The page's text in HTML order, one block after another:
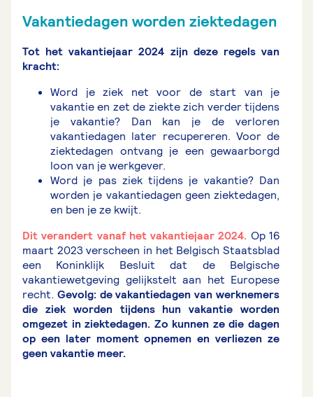
Vakantiedagen worden ziektedagen
Tot het vakantiejaar 2024 zijn deze regels van
kracht:
Word je ziek net voor de start van je
vakantie en zet de ziekte zich verder tijdens
je vakantie? Dan kan je de verloren
vakantiedagen later recupereren. Voor de
ziektedagen ontvang je een gewaarborgd
loon van je werkgever.
Word je pas ziek tijdens je vakantie? Dan
worden je vakantiedagen geen ziektedagen,
en ben je ze kwijt.
Dit verandert vanaf het vakantiejaar 2024. Op 16
maart 2023 verscheen in het Belgisch Staatsblad
een Koninklijk Besluit dat de Belgische
vakantiewetgeving gelijkstelt aan het Europese
recht. Gevolg: de vakantiedagen van werknemers
die ziek worden tijdens hun vakantie worden
omgezet in ziektedagen. Zo kunnen ze die dagen
op een later moment opnemen en verliezen ze
geen vakantie meer.